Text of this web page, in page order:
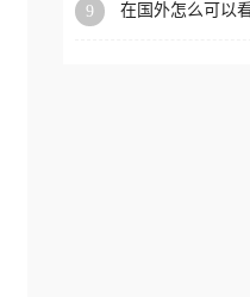
9
在国外怎么可以